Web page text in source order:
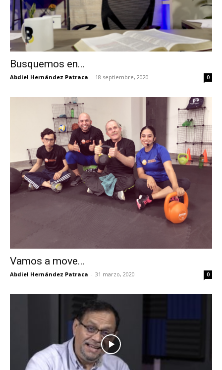
Busquemos en...
Abdiel Hernández Patraca - 18 septiembre, 2020 0
Vamos a move...
Abdiel Hernández Patraca - 31 marzo, 2020 0